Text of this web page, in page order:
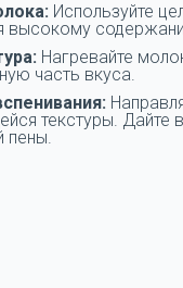
Используйте
высокому
Нагревайте
часть вкуса.
текстуры. Дайте
пены.